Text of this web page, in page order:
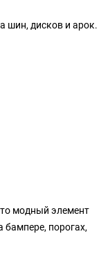
шин, дисков и арок.
модный элемент
порогах,